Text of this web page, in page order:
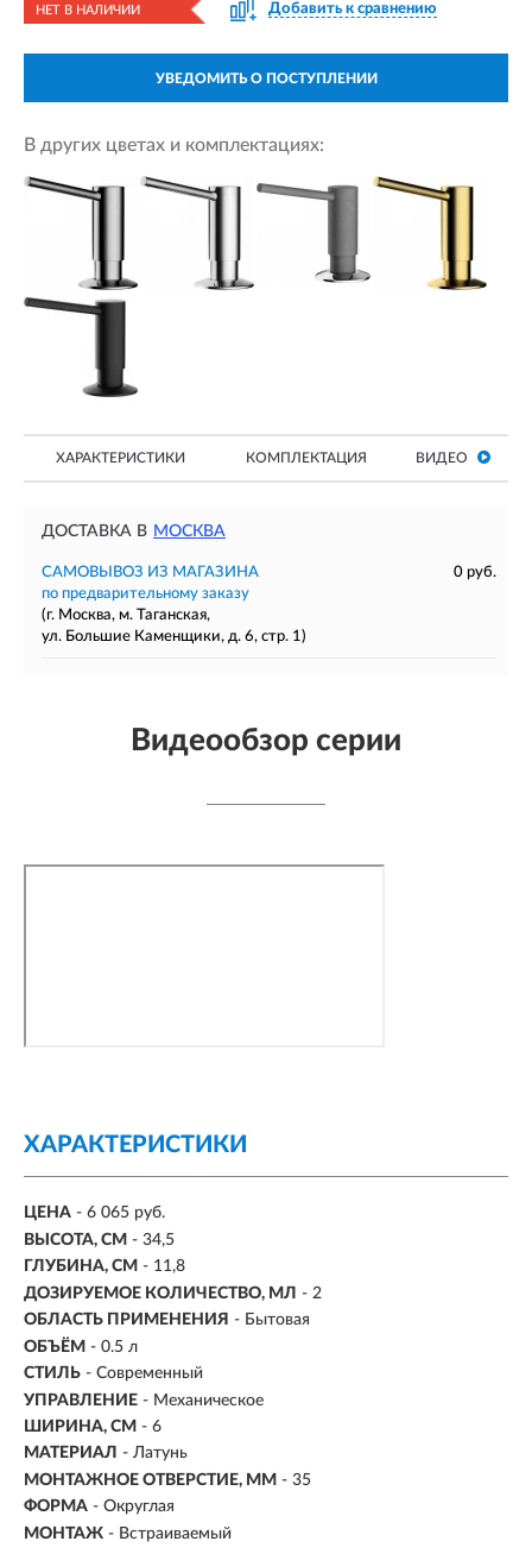
НЕТ В НАЛИЧИИ Добавить к сравнению
УВЕДОМИТЬ О ПОСТУПЛЕНИИ
В других цветах и комплектациях:
ХАРАКТЕРИСТИКИ КОМПЛЕКТАЦИЯ ВИДЕО
ДОСТАВКА В МОСКВА
САМОВЫВОЗ ИЗ МАГАЗИНА
0 руб.
по предварительному заказу
(г. Москва, м. Таганская,
ул. Большие Каменщики, д. 6, стр. 1)
Видеообзор серии
ХАРАКТЕРИСТИКИ
ЦЕНА - 6 065 руб.
ВЫСОТА, СМ - 34,5
ГЛУБИНА, СМ - 11,8
ДОЗИРУЕМОЕ КОЛИЧЕСТВО, МЛ - 2
ОБЛАСТЬ ПРИМЕНЕНИЯ - Бытовая
ОБЪЁМ - 0.5 л
СТИЛЬ - Современный
УПРАВЛЕНИЕ - Механическое
ШИРИНА, СМ - 6
МАТЕРИАЛ - Латунь
МОНТАЖНОЕ ОТВЕРСТИЕ, ММ - 35
ФОРМА - Округлая
МОНТАЖ - Встраиваемый